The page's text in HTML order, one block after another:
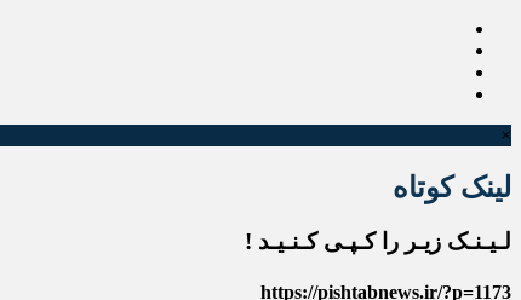
×
لینک کوتاه
لـیـنـک زیـر را کـپـی کـنـیـد !
https://pishtabnews.ir/?p=1173